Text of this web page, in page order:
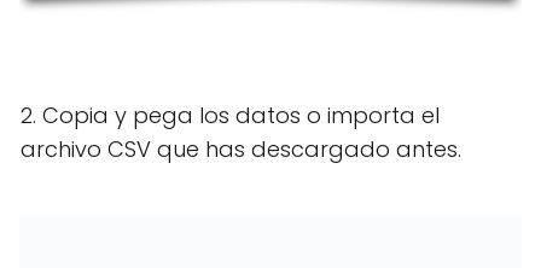
2. Copia y pega los datos o importa el
archivo CSV que has descargado antes.